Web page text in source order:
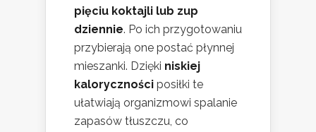
pięciu koktajli lub zup
dziennie. Po ich przygotowaniu
przybierają one postać płynnej
mieszanki. Dzięki niskiej
kaloryczności posiłki te
ułatwiają organizmowi spalanie
zapasów tłuszczu, co